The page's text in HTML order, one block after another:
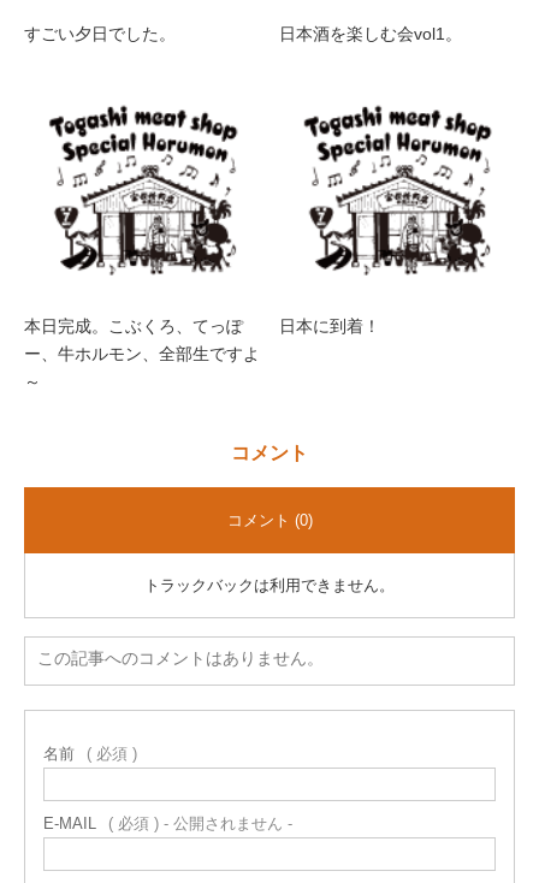
すごい夕日でした。 日本酒を楽しむ会vol1。
本日完成。こぶくろ、てっぽ
ー、牛ホルモン、全部生ですよ
～
日本に到着！
コメント
コメント (0)
トラックバックは利用できません。
この記事へのコメントはありません。
名前 ( 必須 )
E-MAIL ( 必須 ) - 公開されません -